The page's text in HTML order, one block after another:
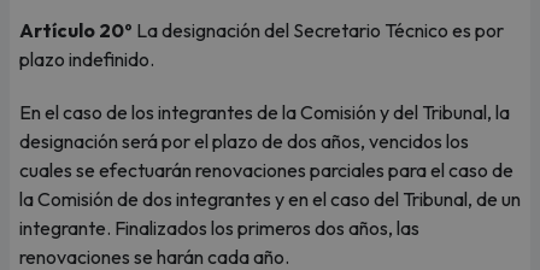
Artículo 20º La designación del Secretario Técnico es por
plazo indefinido.
En el caso de los integrantes de la Comisión y del Tribunal, la
designación será por el plazo de dos años, vencidos los
cuales se efectuarán renovaciones parciales para el caso de
la Comisión de dos integrantes y en el caso del Tribunal, de un
integrante. Finalizados los primeros dos años, las
renovaciones se harán cada año.